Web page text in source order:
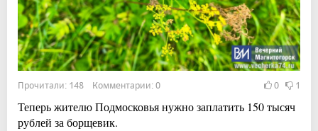
Прочитали: 148 Комментарии: 0 0 1
Теперь жителю Подмосковья нужно заплатить 150 тысяч
рублей за борщевик.